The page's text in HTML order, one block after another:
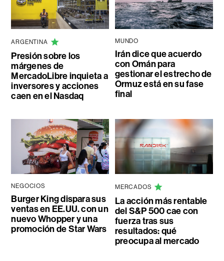
ARGENTINA
Presión sobre los
márgenes de
MercadoLibre inquieta a
inversores y acciones
caen en el Nasdaq
MUNDO
Irán dice que acuerdo
con Omán para
gestionar el estrecho de
Ormuz está en su fase
final
NEGOCIOS
Burger King dispara sus
ventas en EE.UU. con un
nuevo Whopper y una
promoción de Star Wars
MERCADOS
La acción más rentable
del S&P 500 cae con
fuerza tras sus
resultados: qué
preocupa al mercado